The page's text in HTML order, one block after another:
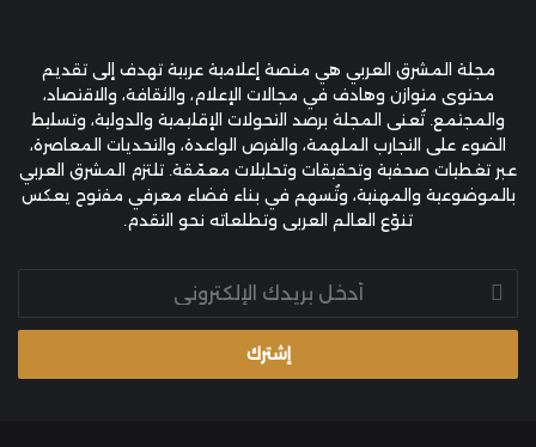
مجلة المشرق العربي هي منصة إعلامية عربية تهدف إلى تقديم
محتوى متوازن وهادف في مجالات الإعلام، والثقافة، والاقتصاد،
والمجتمع. تُعنى المجلة برصد التحولات الإقليمية والدولية، وتسليط
الضوء على التجارب الملهمة، والفرص الواعدة، والتحديات المعاصرة،
عبر تغطيات صحفية وتحقيقات وتحليلات معمّقة. تلتزم المشرق العربي
بالموضوعية والمهنية، وتُسهم في بناء فضاء معرفي مفتوح يعكس
تنوّع العالم العربي وتطلعاته نحو التقدم.
بريدك
الإلكتروني